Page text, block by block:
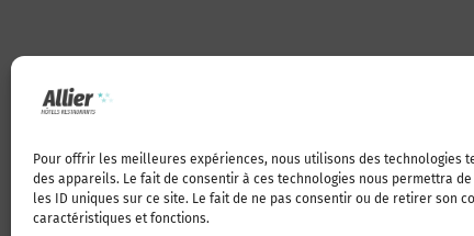
Pour offrir les meilleures expériences, nous utilisons des
des appareils. Le fait de consentir à ces technologies nous permettra
les ID uniques sur ce site. Le fait de ne pas consentir ou de retirer son
caractéristiques et fonctions.
Qui sommes-nous